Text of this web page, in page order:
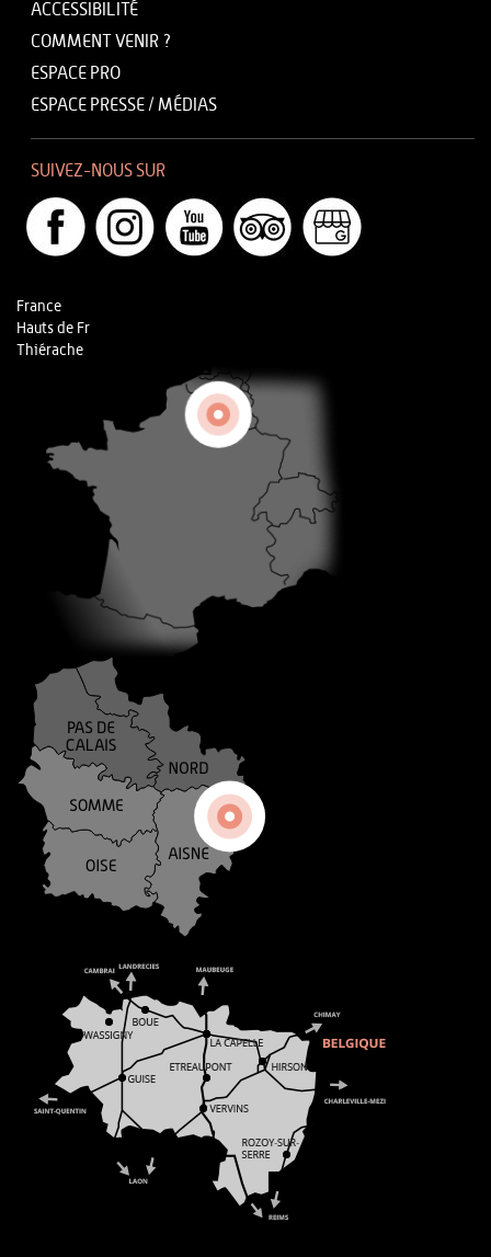
ACCESSIBILITÉ
COMMENT VENIR ?
ESPACE PRO
ESPACE PRESSE / MÉDIAS
SUIVEZ-NOUS SUR
France
Hauts de Fr
Thiérache